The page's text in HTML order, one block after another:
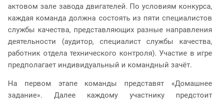
актовом зале завода двигателей. По условиям конкурса,
каждая команда должна состоять из пяти специалистов
службы качества, представляющих разные направления
деятельности (аудитор, специалист службы качества,
работник отдела технического контроля). Участие в игре
предполагает индивидуальный и командный зачёт.
На первом этапе команды представят «Домашнее
задание». Далее каждому участнику предстоит